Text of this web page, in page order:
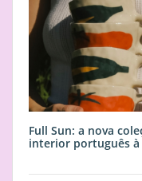
Full Sun: a nova
interior português à